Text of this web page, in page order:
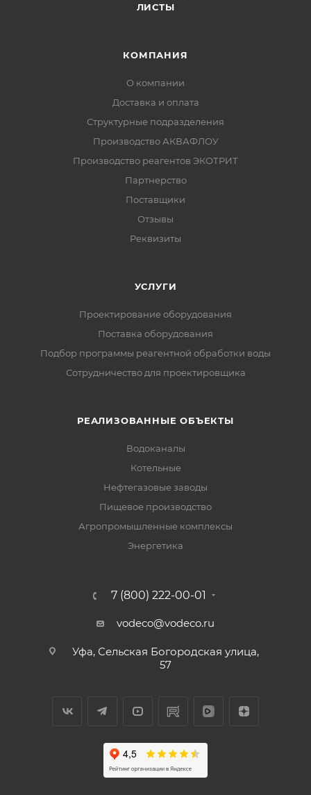
ЛИСТЫ
КОМПАНИЯ
О компании
Доставка и оплата
Структурные подразделения
Производство АКВАФЛОУ
Производство реагентов ЭКОТРИТ
Партнерство
Поставщики
Отзывы
Реквизиты
УСЛУГИ
Проектирование оборудования
Поставка оборудования
Подбор программы реагентной обработки воды
Сотрудничество для проектировщика
РЕАЛИЗОВАННЫЕ ОБЪЕКТЫ
Водоканалы
Котельные
Нефтегазовые заводы
Пищевое производство
Агропромышленные комплексы
Энергетика
7 (800) 222-00-01
vodeco@vodeco.ru
Уфа, Сельская Богородская улица,
57